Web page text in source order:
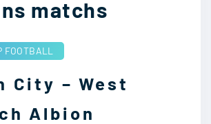
matchs
FOOTBALL
City – West
Albion